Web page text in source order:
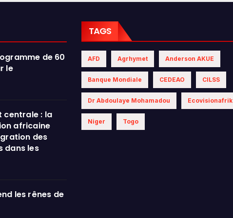
dans les politiques
de 60
le
centrale : la
africaine
des
dans les
les rênes de
TAGS
AFD Agrhymet Anderson AKUE
Banque Mondiale CEDEAO CILSS
Dr Abdoulaye Mohamadou Ecovisionafrik
Niger Togo